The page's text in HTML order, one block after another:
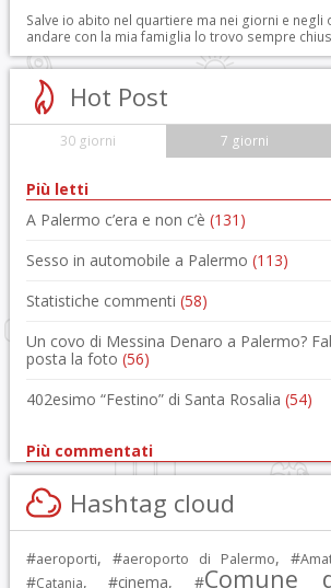
Salve io abito nel quartiere ma nei giorni e negli
andare con la mia famiglia lo trovo sempre
Hot Post
30 giorni 7 giorni
Più letti
A Palermo c’era e non c’è (131)
Sesso in automobile a Palermo (113)
Statistiche commenti (58)
Un covo di Messina Denaro a Palermo?
posta la foto (56)
402esimo “Festino” di Santa Rosalia (54)
Più commentati
Hashtag cloud
#aeroporti, #aeroporto di Palermo, #
#Catania, #cinema, #Comune